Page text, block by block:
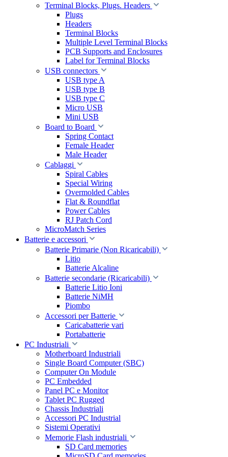
Terminal Blocks, Plugs. Headers
Plugs
Headers
Terminal Blocks
Multiple Level Terminal Blocks
PCB Supports and Enclosures
Label for Terminal Blocks
USB connectors
USB type A
USB type B
USB type C
Micro USB
Mini USB
Board to Board
Spring Contact
Female Header
Male Header
Cablaggi
Spiral Cables
Special Wiring
Overmolded Cables
Flat & Roundflat
Power Cables
RJ Patch Cord
MicroMatch Series
Batterie e accessori
Batterie Primarie (Non Ricaricabili)
Litio
Batterie Alcaline
Batterie secondarie (Ricaricabili)
Batterie Litio Ioni
Batterie NiMH
Piombo
Accessori per Batterie
Caricabatterie vari
Portabatterie
PC Industriali
Motherboard Industriali
Single Board Computer (SBC)
Computer On Module
PC Embedded
Panel PC e Monitor
Tablet PC Rugged
Chassis Industriali
Accessori PC Industrial
Sistemi Operativi
Memorie Flash industriali
SD Card memories